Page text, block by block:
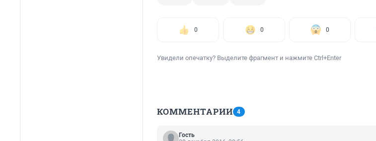
0 0 0
Увидели опечатку? Выделите фрагмент и нажмите Ctrl+Enter
КОММЕНТАРИИ 4
Гость